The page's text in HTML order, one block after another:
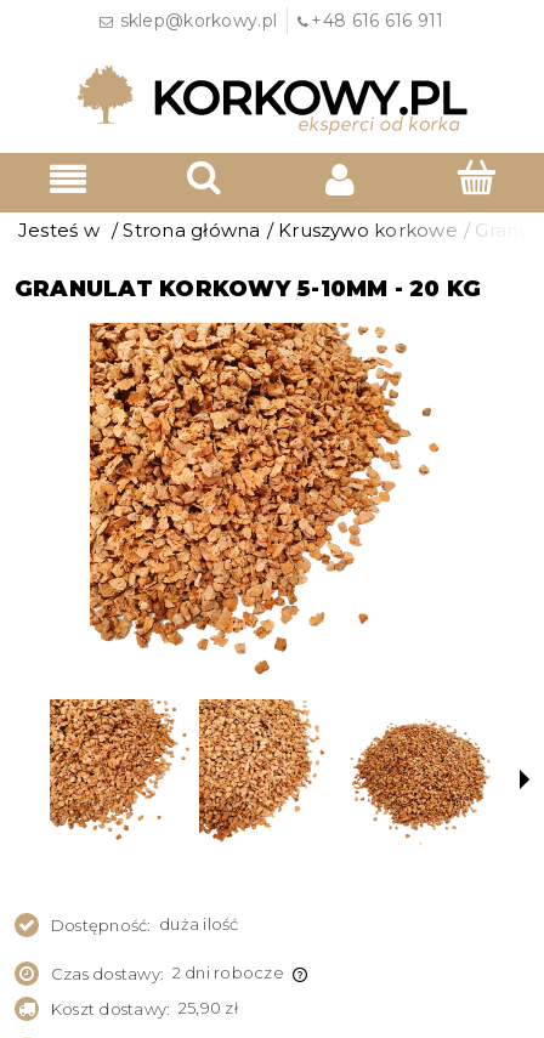
sklep@korkowy.pl +48 616 616 911
Jesteś w / Strona główna / Kruszywo korkowe /
GRANULAT KORKOWY 5-10MM - 20 KG
Dostępność: duża ilość
Czas dostawy: 2 dni robocze
Koszt dostawy: 25,90 zł